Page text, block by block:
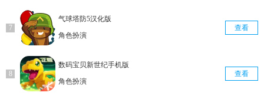
气球塔防5汉化版
角色扮演
查看
数码宝贝新世纪手机版
角色扮演
查看